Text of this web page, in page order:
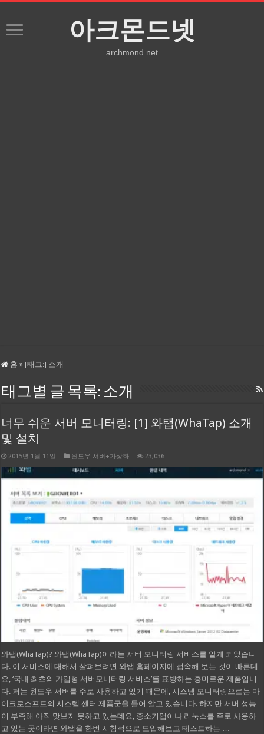
아크몬드넷
archmond.net
홈 » [태그:] 소개
태그별 글 목록: 소개
너무 쉬운 서버 모니터링: [1] 와탭(WhaTap) 소개
및 설치
2015년 1월 11일 윈도우 서버+가상화 23,036
와탭(WhaTap)? 와탭(WhaTap)이라는 서버 모니터링 서비스를 알게 되었습니
다. 이 서비스에 대해서 살펴보려면 와탭 홈페이지에 접속해 보는 것이 빠른데
요, ‘국내 최초의 가입형 서버모니터링 서비스’를 표방하는 흥미로운 제품입니
다. 저는 윈도우 서버를 주로 사용하고 있기 때문에, 시스템 모니터링으로는 마
이크로소프트의 시스템 센터 제품군을 들어 알고 있습니다. 하지만 서버 성능
이 부족해 아직 맛보지 못하고 있는데요, 중소기업이나 리눅스를 주로 사용하
고 있는 곳이라면 와탭을 한번 시험적으로 도입해보고 테스트하는 …